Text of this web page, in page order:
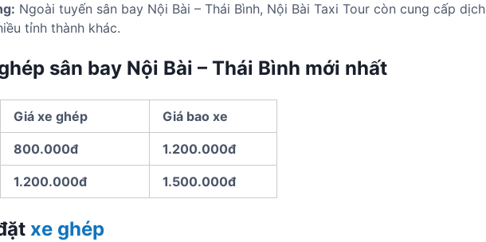
Ngoài tuyến sân bay Nội Bài – Thái Bình, Nội Bài Taxi Tour còn cung cấp dịch
tỉnh thành khác.
sân bay Nội Bài – Thái Bình mới nhất
Giá xe ghép Giá bao xe
800.000đ 1.200.000đ
1.200.000đ 1.500.000đ
xe ghép